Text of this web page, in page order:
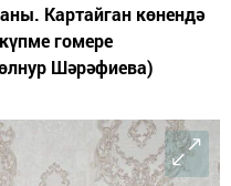
Картайган көнендә
гомере
Шәрәфиева)